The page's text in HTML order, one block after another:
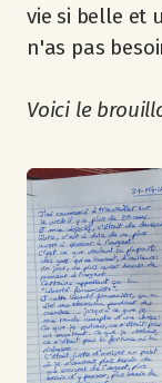
vie si belle et
n'as pas
Voici le